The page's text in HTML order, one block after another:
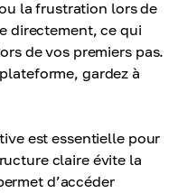
la frustration lors de
directement, ce qui
de vos premiers pas.
gardez à
est essentielle pour
claire évite la
d’accéder